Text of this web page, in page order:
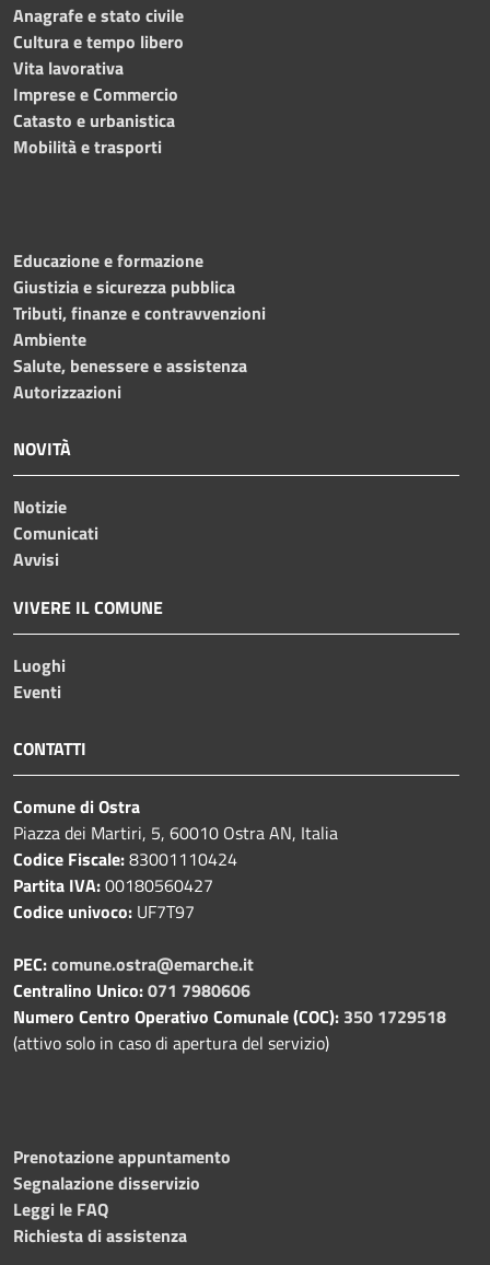
Anagrafe e stato civile
Cultura e tempo libero
Vita lavorativa
Imprese e Commercio
Catasto e urbanistica
Mobilità e trasporti
Educazione e formazione
Giustizia e sicurezza pubblica
Tributi, finanze e contravvenzioni
Ambiente
Salute, benessere e assistenza
Autorizzazioni
NOVITÀ
Notizie
Comunicati
Avvisi
VIVERE IL COMUNE
Luoghi
Eventi
CONTATTI
Comune di Ostra
Piazza dei Martiri, 5, 60010 Ostra AN, Italia
Codice Fiscale:83001110424
Partita IVA:00180560427
Codice univoco: UF7T97
PEC:comune.ostra@emarche.it
Centralino Unico:071 7980606
Numero Centro Operativo Comunale (COC): 350 1729518
(attivo solo in caso di apertura del servizio)
Prenotazione appuntamento
Segnalazione disservizio
Leggi le FAQ
Richiesta di assistenza